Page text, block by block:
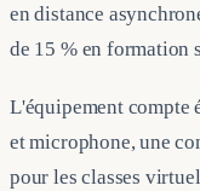
en distance
de 15 % en formation
L'équipement compte
et microphone, une
pour les classes